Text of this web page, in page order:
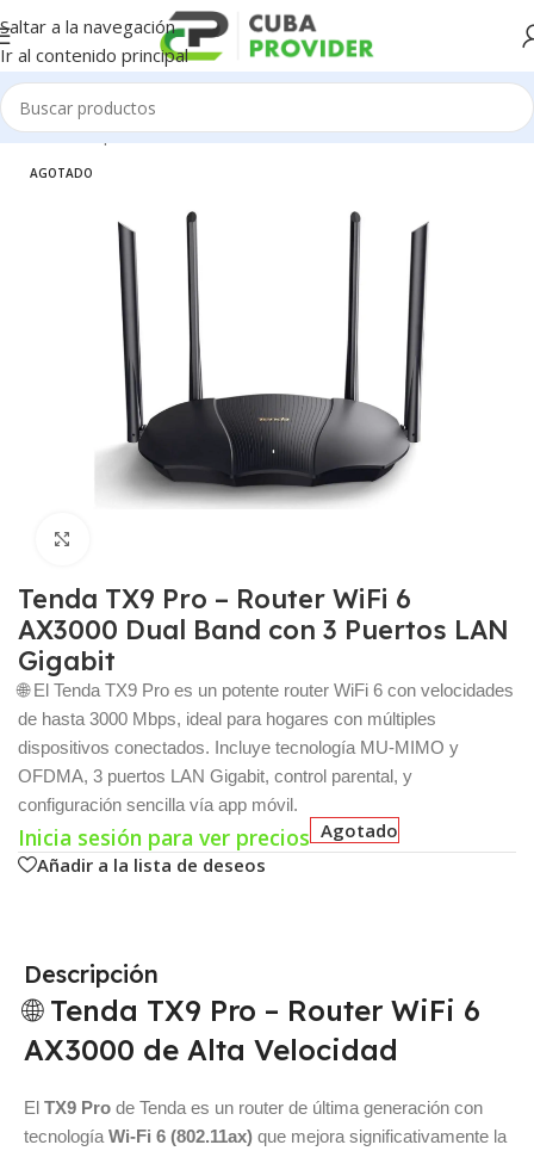
Saltar a la navegación
Ir al contenido principal
Inicio/Componentes de PC/Redes / WiFi / 4G
AGOTADO
Tenda TX9 Pro – Router WiFi 6
AX3000 Dual Band con 3 Puertos LAN
Gigabit
🌐 El Tenda TX9 Pro es un potente router WiFi 6 con velocidades
de hasta 3000 Mbps, ideal para hogares con múltiples
dispositivos conectados. Incluye tecnología MU-MIMO y
OFDMA, 3 puertos LAN Gigabit, control parental, y
configuración sencilla vía app móvil.
Inicia sesión para ver precios Agotado
Añadir a la lista de deseos
Descripción
🌐 Tenda TX9 Pro – Router WiFi 6
AX3000 de Alta Velocidad
El TX9 Pro de Tenda es un router de última generación con
tecnologíaWi-Fi 6 (802.11ax) que mejora significativamente la